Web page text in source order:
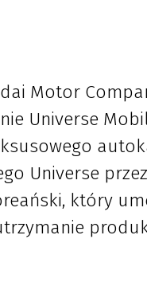
Motor
Universe
Universe
który